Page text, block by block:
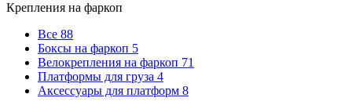
Крепления на фаркоп
Все 88
Боксы на фаркоп 5
Велокрепления на фаркоп 71
Платформы для груза 4
Аксессуары для платформ 8